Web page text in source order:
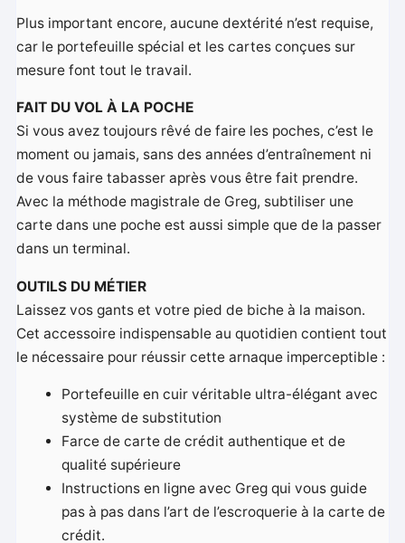
Plus important encore, aucune dextérité n’est requise,
car le portefeuille spécial et les cartes conçues sur
mesure font tout le travail.
FAIT DU VOL À LA POCHE
Si vous avez toujours rêvé de faire les poches, c’est le
moment ou jamais, sans des années d’entraînement ni
de vous faire tabasser après vous être fait prendre.
Avec la méthode magistrale de Greg, subtiliser une
carte dans une poche est aussi simple que de la passer
dans un terminal.
OUTILS DU MÉTIER
Laissez vos gants et votre pied de biche à la maison.
Cet accessoire indispensable au quotidien contient tout
le nécessaire pour réussir cette arnaque imperceptible :
Portefeuille en cuir véritable ultra-élégant avec
système de substitution
Farce de carte de crédit authentique et de
qualité supérieure
Instructions en ligne avec Greg qui vous guide
pas à pas dans l’art de l’escroquerie à la carte de
crédit.